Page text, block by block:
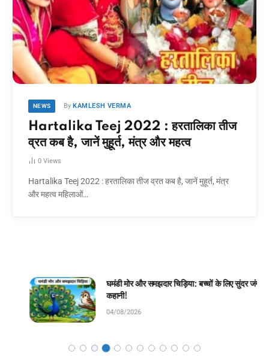
NEWS By KAMLESH VERMA
Hartalika Teej 2022 : हरतालिका तीज
व्रत कब है, जानें मुहूर्त, मंत्र और महत्व
0 Views
Hartalika Teej 2022 : हरतालिका तीज व्रत कब है, जानें मुहूर्त, मंत्र
और महत्व महिलाओं…
घमंडी मोर और समझदार चिड़िया: बच्चों के लिए सुंदर जंगल
कहानी!
04/08/2026